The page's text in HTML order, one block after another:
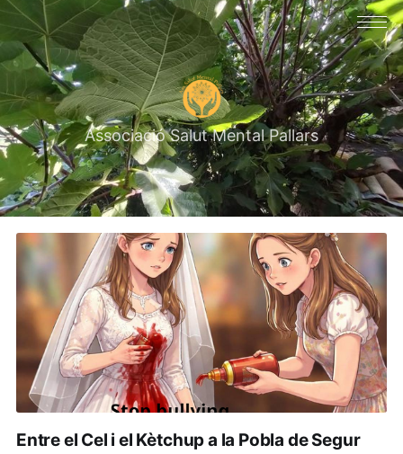
Associació Salut Mental Pallars
Entre el Cel i el Kètchup a la Pobla de Segur